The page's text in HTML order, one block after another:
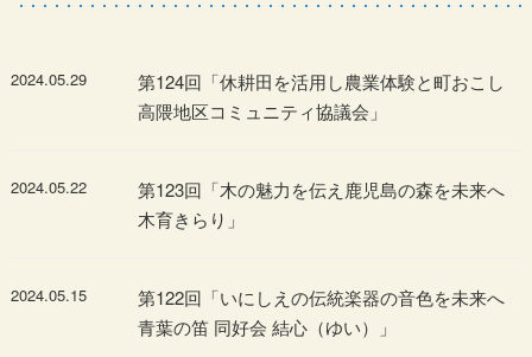
2024.05.29
第124回「休耕田を活用し農業体験と町おこし
高隈地区コミュニティ協議会」
2024.05.22
第123回「木の魅力を伝え鹿児島の森を未来へ
木育きらり」
2024.05.15
第122回「いにしえの伝統楽器の音色を未来へ
青葉の笛 同好会 結心（ゆい）」